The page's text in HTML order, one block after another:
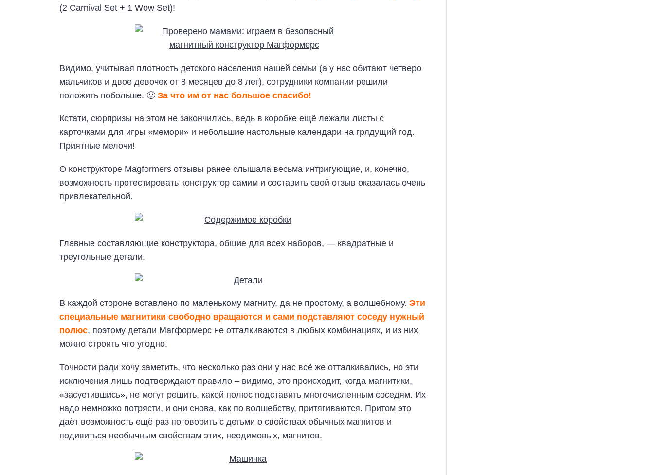
(2 Carnival Set + 1 Wow Set)!
Видимо, учитывая плотность детского населения нашей семьи (а у нас обитают четверо
мальчиков и двое девочек от 8 месяцев до 8 лет), сотрудники компании решили
положить побольше. 🙂 За что им от нас большое спасибо!
Кстати, сюрпризы на этом не закончились, ведь в коробке ещё лежали листы с
карточками для игры «мемори» и небольшие настольные календари на грядущий год.
Приятные мелочи!
О конструкторе Magformers отзывы ранее слышала весьма интригующие, и, конечно,
возможность протестировать конструктор самим и составить свой отзыв оказалась очень
привлекательной.
Главные составляющие конструктора, общие для всех наборов, — квадратные и
треугольные детали.
В каждой стороне вставлено по маленькому магниту, да не простому, а волшебному. Эти
специальные магнитики свободно вращаются и сами подставляют соседу нужный
полюс, поэтому детали Магформерс не отталкиваются в любых комбинациях, и из них
можно строить что угодно.
Точности ради хочу заметить, что несколько раз они у нас всё же отталкивались, но эти
исключения лишь подтверждают правило – видимо, это происходит, когда магнитики,
«засуетившись», не могут решить, какой полюс подставить многочисленным соседям. Их
надо немножко потрясти, и они снова, как по волшебству, притягиваются. Притом это
даёт возможность ещё раз поговорить с детьми о свойствах обычных магнитов и
подивиться необычным свойствам этих, неодимовых, магнитов.